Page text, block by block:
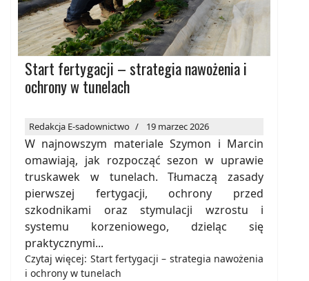
Start fertygacji – strategia nawożenia i
ochrony w tunelach
Redakcja E-sadownictwo 19 marzec 2026
W najnowszym materiale Szymon i Marcin
omawiają, jak rozpocząć sezon w uprawie
truskawek w tunelach. Tłumaczą zasady
pierwszej fertygacji, ochrony przed
szkodnikami oraz stymulacji wzrostu i
systemu korzeniowego, dzieląc się
praktycznymi...
Czytaj więcej: Start fertygacji – strategia nawożenia
i ochrony w tunelach